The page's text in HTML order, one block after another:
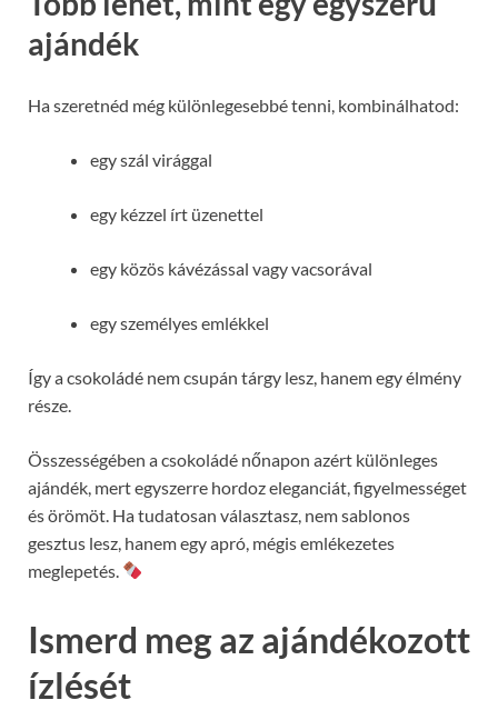
ajándék
Ha szeretnéd még különlegesebbé tenni, kombinálhatod:
egy szál virággal
egy kézzel írt üzenettel
egy közös kávézással vagy vacsorával
egy személyes emlékkel
Így a csokoládé nem csupán tárgy lesz, hanem egy élmény
része.
Összességében a csokoládé nőnapon azért különleges
ajándék, mert egyszerre hordoz eleganciát, figyelmességet
és örömöt. Ha tudatosan választasz, nem sablonos
gesztus lesz, hanem egy apró, mégis emlékezetes
meglepetés.
Ismerd meg az ajándékozott
ízlését